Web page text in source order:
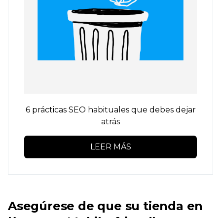
6 prácticas SEO habituales que debes dejar
atrás
LEER MÁS
Asegúrese de que su tienda en